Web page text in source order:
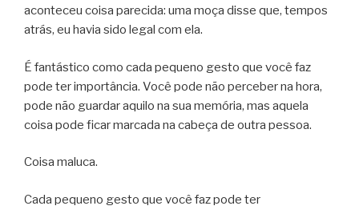
aconteceu coisa parecida: uma moça disse que, tempos
atrás, eu havia sido legal com ela.
É fantástico como cada pequeno gesto que você faz
pode ter importância. Você pode não perceber na hora,
pode não guardar aquilo na sua memória, mas aquela
coisa pode ficar marcada na cabeça de outra pessoa.
Coisa maluca.
Cada pequeno gesto que você faz pode ter